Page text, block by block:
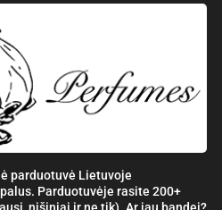
parduotuvė Lietuvoje
Parduotuvėje rasite 200+